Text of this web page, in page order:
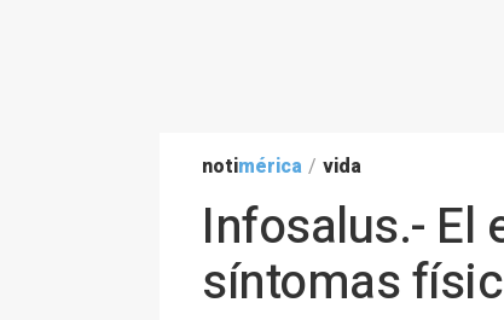
notimérica / vida
Infosalus.- El
síntomas